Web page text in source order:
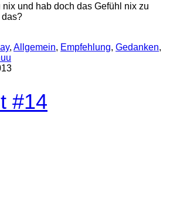
nix und hab doch das Gefühl nix zu
das?
, Allgemein, Empfehlung, Gedanken,
#14